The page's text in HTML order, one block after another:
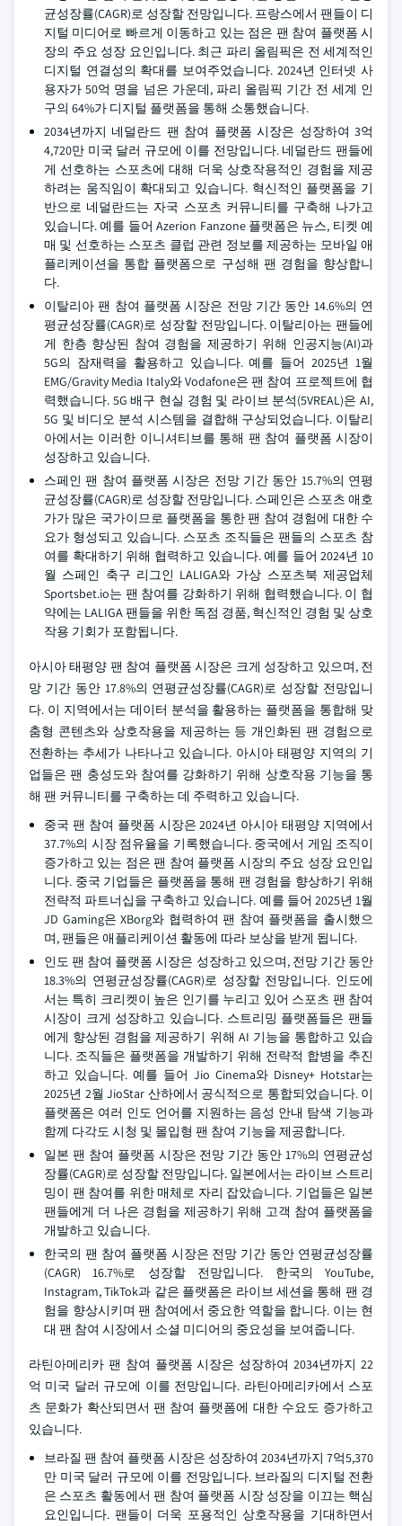
균성장률(CAGR)로 성장할 전망입니다. 프랑스에서 팬들이 디
지털 미디어로 빠르게 이동하고 있는 점은 팬 참여 플랫폼 시
장의 주요 성장 요인입니다. 최근 파리 올림픽은 전 세계적인
디지털 연결성의 확대를 보여주었습니다. 2024년 인터넷 사
용자가 50억 명을 넘은 가운데, 파리 올림픽 기간 전 세계 인
구의 64%가 디지털 플랫폼을 통해 소통했습니다.
2034년까지 네덜란드 팬 참여 플랫폼 시장은 성장하여 3억
4,720만 미국 달러 규모에 이를 전망입니다. 네덜란드 팬들에
게 선호하는 스포츠에 대해 더욱 상호작용적인 경험을 제공
하려는 움직임이 확대되고 있습니다. 혁신적인 플랫폼을 기
반으로 네덜란드는 자국 스포츠 커뮤니티를 구축해 나가고
있습니다. 예를 들어 Azerion Fanzone 플랫폼은 뉴스, 티켓 예
매 및 선호하는 스포츠 클럽 관련 정보를 제공하는 모바일 애
플리케이션을 통합 플랫폼으로 구성해 팬 경험을 향상합니
다.
이탈리아 팬 참여 플랫폼 시장은 전망 기간 동안 14.6%의 연
평균성장률(CAGR)로 성장할 전망입니다. 이탈리아는 팬들에
게 한층 향상된 참여 경험을 제공하기 위해 인공지능(AI)과
5G의 잠재력을 활용하고 있습니다. 예를 들어 2025년 1월
EMG/Gravity Media Italy와 Vodafone은 팬 참여 프로젝트에 협
력했습니다. 5G 배구 현실 경험 및 라이브 분석(5VREAL)은 AI,
5G 및 비디오 분석 시스템을 결합해 구상되었습니다. 이탈리
아에서는 이러한 이니셔티브를 통해 팬 참여 플랫폼 시장이
성장하고 있습니다.
스페인 팬 참여 플랫폼 시장은 전망 기간 동안 15.7%의 연평
균성장률(CAGR)로 성장할 전망입니다. 스페인은 스포츠 애호
가가 많은 국가이므로 플랫폼을 통한 팬 참여 경험에 대한 수
요가 형성되고 있습니다. 스포츠 조직들은 팬들의 스포츠 참
여를 확대하기 위해 협력하고 있습니다. 예를 들어 2024년 10
월 스페인 축구 리그인 LALIGA와 가상 스포츠북 제공업체
Sportsbet.io는 팬 참여를 강화하기 위해 협력했습니다. 이 협
약에는 LALIGA 팬들을 위한 독점 경품, 혁신적인 경험 및 상호
작용 기회가 포함됩니다.
아시아 태평양 팬 참여 플랫폼 시장은 크게 성장하고 있으며, 전
망 기간 동안 17.8%의 연평균성장률(CAGR)로 성장할 전망입니
다. 이 지역에서는 데이터 분석을 활용하는 플랫폼을 통합해 맞
춤형 콘텐츠와 상호작용을 제공하는 등 개인화된 팬 경험으로
전환하는 추세가 나타나고 있습니다. 아시아 태평양 지역의 기
업들은 팬 충성도와 참여를 강화하기 위해 상호작용 기능을 통
해 팬 커뮤니티를 구축하는 데 주력하고 있습니다.
중국 팬 참여 플랫폼 시장은 2024년 아시아 태평양 지역에서
37.7%의 시장 점유율을 기록했습니다. 중국에서 게임 조직이
증가하고 있는 점은 팬 참여 플랫폼 시장의 주요 성장 요인입
니다. 중국 기업들은 플랫폼을 통해 팬 경험을 향상하기 위해
전략적 파트너십을 구축하고 있습니다. 예를 들어 2025년 1월
JD Gaming은 XBorg와 협력하여 팬 참여 플랫폼을 출시했으
며, 팬들은 애플리케이션 활동에 따라 보상을 받게 됩니다.
인도 팬 참여 플랫폼 시장은 성장하고 있으며, 전망 기간 동안
18.3%의 연평균성장률(CAGR)로 성장할 전망입니다. 인도에
서는 특히 크리켓이 높은 인기를 누리고 있어 스포츠 팬 참여
시장이 크게 성장하고 있습니다. 스트리밍 플랫폼들은 팬들
에게 향상된 경험을 제공하기 위해 AI 기능을 통합하고 있습
니다. 조직들은 플랫폼을 개발하기 위해 전략적 합병을 추진
하고 있습니다. 예를 들어 Jio Cinema와 Disney+ Hotstar는
2025년 2월 JioStar 산하에서 공식적으로 통합되었습니다. 이
플랫폼은 여러 인도 언어를 지원하는 음성 안내 탐색 기능과
함께 다각도 시청 및 몰입형 팬 참여 기능을 제공합니다.
일본 팬 참여 플랫폼 시장은 전망 기간 동안 17%의 연평균성
장률(CAGR)로 성장할 전망입니다. 일본에서는 라이브 스트리
밍이 팬 참여를 위한 매체로 자리 잡았습니다. 기업들은 일본
팬들에게 더 나은 경험을 제공하기 위해 고객 참여 플랫폼을
개발하고 있습니다.
한국의 팬 참여 플랫폼 시장은 전망 기간 동안 연평균성장률
(CAGR) 16.7%로 성장할 전망입니다. 한국의 YouTube,
Instagram, TikTok과 같은 플랫폼은 라이브 세션을 통해 팬 경
험을 향상시키며 팬 참여에서 중요한 역할을 합니다. 이는 현
대 팬 참여 시장에서 소셜 미디어의 중요성을 보여줍니다.
라틴아메리카 팬 참여 플랫폼 시장은 성장하여 2034년까지 22
억 미국 달러 규모에 이를 전망입니다. 라틴아메리카에서 스포
츠 문화가 확산되면서 팬 참여 플랫폼에 대한 수요도 증가하고
있습니다.
브라질 팬 참여 플랫폼 시장은 성장하여 2034년까지 7억5,370
만 미국 달러 규모에 이를 전망입니다. 브라질의 디지털 전환
은 스포츠 활동에서 팬 참여 플랫폼 시장 성장을 이끄는 핵심
요인입니다. 팬들이 더욱 포용적인 상호작용을 기대하면서